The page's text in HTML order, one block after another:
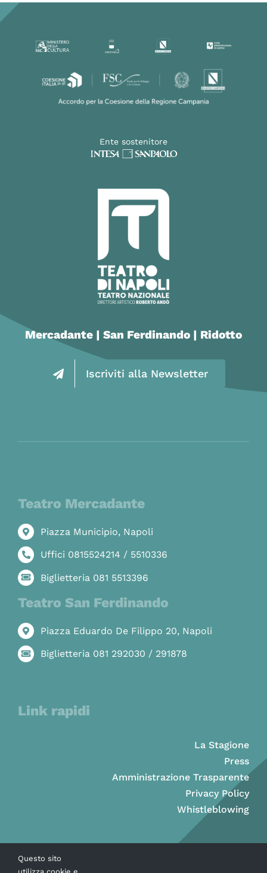
Ente sostenitore
Mercadante | San Ferdinando | Ridotto
Iscriviti alla Newsletter
Teatro Mercadante
Piazza Municipio, Napoli
Uffici 0815524214 / 5510336
Biglietteria 081 5513396
Teatro San Ferdinando
Piazza Eduardo De Filippo 20, Napoli
Biglietteria 081 292030 / 291878
Link rapidi
La Stagione
Press
Amministrazione Trasparente
Privacy Policy
Whistleblowing
Questo sito